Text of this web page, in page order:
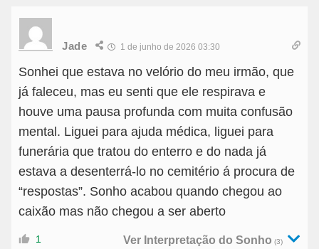
Jade 1 de junho de 2026 03:30
Sonhei que estava no velório do meu irmão, que
já faleceu, mas eu senti que ele respirava e
houve uma pausa profunda com muita confusão
mental. Liguei para ajuda médica, liguei para
funerária que tratou do enterro e do nada já
estava a desenterrá-lo no cemitério á procura de
“respostas”. Sonho acabou quando chegou ao
caixão mas não chegou a ser aberto
1 Ver Interpretação do Sonho (3)